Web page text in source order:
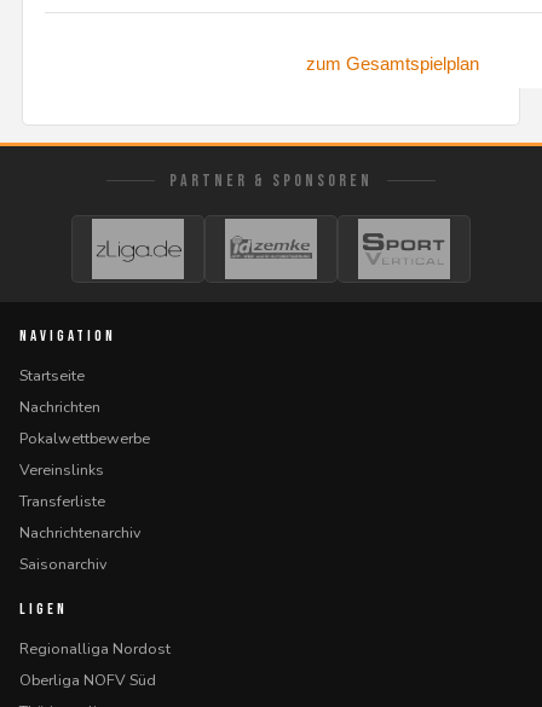
zum Gesamtspielplan
PARTNER & SPONSOREN
NAVIGATION
Startseite
Nachrichten
Pokalwettbewerbe
Vereinslinks
Transferliste
Nachrichtenarchiv
Saisonarchiv
LIGEN
Regionalliga Nordost
Oberliga NOFV Süd